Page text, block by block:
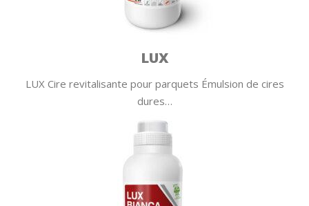
LUX
LUX Cire revitalisante pour parquets Émulsion de cires
dures…